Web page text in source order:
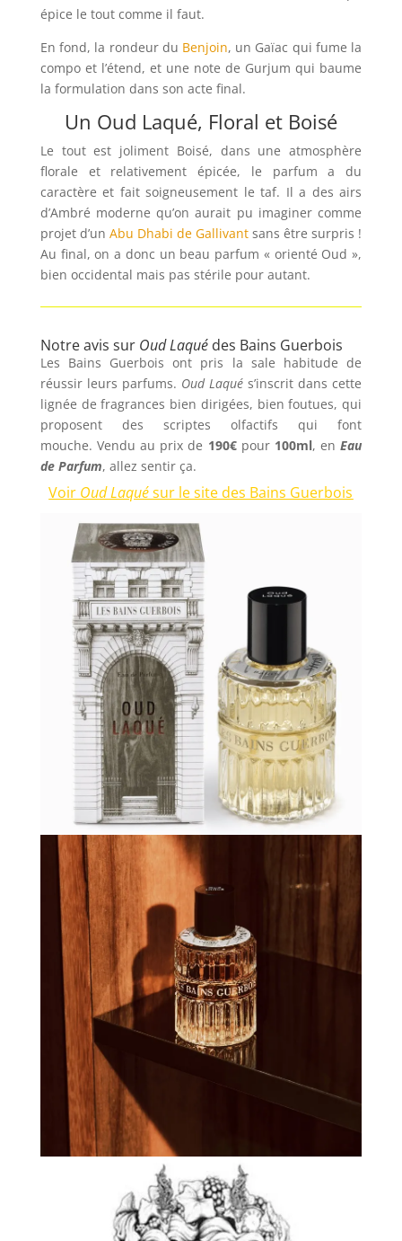
épice le tout comme il faut.
En fond, la rondeur du Benjoin, un Gaïac qui fume la
compo et l’étend, et une note de Gurjum qui baume
la formulation dans son acte final.
Un Oud Laqué, Floral et Boisé
Le tout est joliment Boisé, dans une atmosphère
florale et relativement épicée, le parfum a du
caractère et fait soigneusement le taf. Il a des airs
d’Ambré moderne qu’on aurait pu imaginer comme
projet d’un Abu Dhabi de Gallivant sans être surpris !
Au final, on a donc un beau parfum « orienté Oud »,
bien occidental mais pas stérile pour autant.
Notre avis sur Oud Laqué des Bains Guerbois
Les Bains Guerbois ont pris la sale habitude de
réussir leurs parfums. Oud Laqué s’inscrit dans cette
lignée de fragrances bien dirigées, bien foutues, qui
proposent des scriptes olfactifs qui font
mouche. Vendu au prix de 190€pour 100ml, enEau
de Parfum, allez sentir ça.
Voir Oud Laquésur le site des Bains Guerbois